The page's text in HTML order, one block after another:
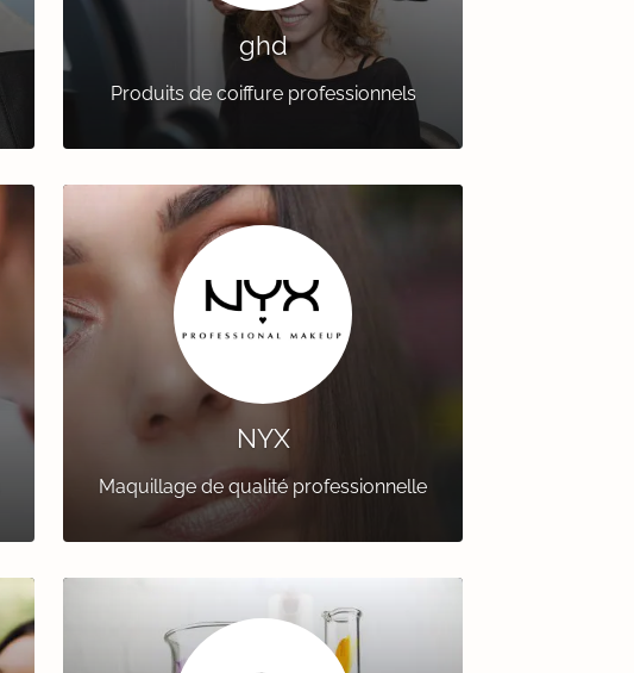
ghd
Produits de coiffure professionnels
NYX
Maquillage de qualité professionnelle